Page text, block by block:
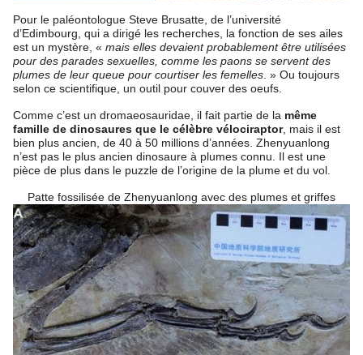
Pour le paléontologue Steve Brusatte, de l’université
d’Edimbourg, qui a dirigé les recherches, la fonction de ses ailes
est un mystère, « mais elles devaient probablement être utilisées
pour des parades sexuelles, comme les paons se servent des
plumes de leur queue pour courtiser les femelles. » Ou toujours
selon ce scientifique, un outil pour couver des oeufs.
Comme c’est un dromaeosauridae, il fait partie de la même
famille de dinosaures que le célèbre vélociraptor, mais il est
bien plus ancien, de 40 à 50 millions d’années. Zhenyuanlong
n’est pas le plus ancien dinosaure à plumes connu. Il est une
pièce de plus dans le puzzle de l’origine de la plume et du vol.
Patte fossilisée de Zhenyuanlong avec des plumes et griffes